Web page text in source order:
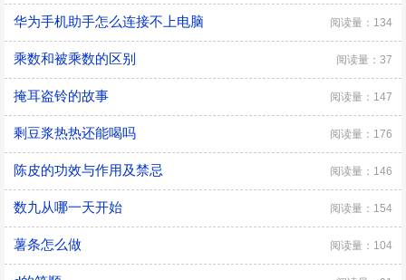
华为手机助手怎么连接不上电脑 阅读量：134
乘数和被乘数的区别 阅读量：37
掩耳盗铃的故事 阅读量：147
剩豆浆热热还能喝吗 阅读量：176
陈皮的功效与作用及禁忌 阅读量：146
数九从哪一天开始 阅读量：154
薯条怎么做 阅读量：104